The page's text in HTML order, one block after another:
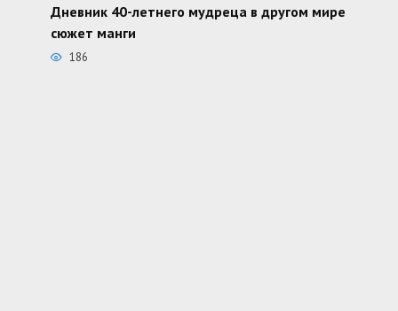
Дневник 40-летнего мудреца в другом мире
сюжет манги
186